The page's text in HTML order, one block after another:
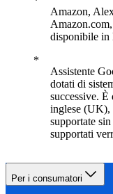
Amazon,
disponibile in
Assistente
dotati di
successive.
inglese (UK),
supportate
supportati
Per i consumatori